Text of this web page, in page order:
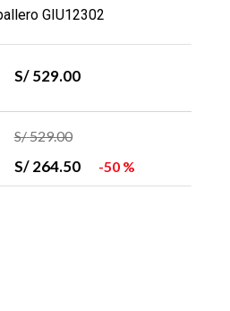
GIU12302
S/ 529.00
S/529.00
S/ 264.50 50 %